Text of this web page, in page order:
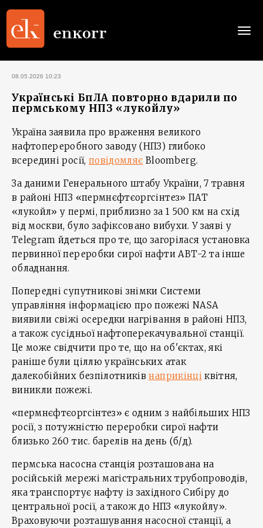
08.05.2026 10:23
Українські БпЛА повторно вдарили по
пермському НПЗ «лукойлу»
Україна заявила про враження великого
нафтопереробного заводу (НПЗ) глибоко
всередині росії, повідомляє Bloomberg.
За даними Генерального штабу України, 7 травня
в районі НПЗ «пермнєфтєоргсінтез» ПАТ
«лукойл» у пермі, приблизно за 1 500 км на схід
від москви, було зафіксовано вибухи. У заяві у
Telegram йдеться про те, що загорілася установка
первинної переробки сирої нафти АВТ-2 та інше
обладнання.
Попередні супутникові знімки Системи
управління інформацією про пожежі NASA
виявили свіжі осередки нагрівання в районі НПЗ,
а також сусідньої нафтоперекачувальної станції.
Це може свідчити про те, що на об'єктах, які
раніше були ціллю українських атак
далекобійних безпілотниківнаприкінці квітня,
виникли пожежі.
«пермнєфтєоргсінтез» є одним з найбільших НПЗ
росії, з потужністю переробки сирої нафти
близько 260 тис. барелів на день (б/д).
пермська насосна станція розташована на
російській мережі магістральних трубопроводів,
яка транспортує нафту із західного Сибіру до
центральної росії, а також до НПЗ «лукойлу».
Враховуючи розташування насосної станції, а